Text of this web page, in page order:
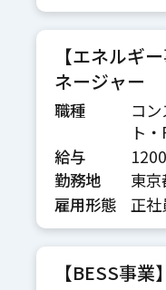
【エネルギ
ネージャー
職種
コ
ト
給与
勤務地
東京
雇用形態
正社
【BESS事